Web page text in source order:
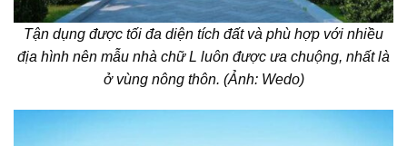
Tận dụng được tối đa diện tích đất và phù hợp với nhiều
địa hình nên mẫu nhà chữ L luôn được ưa chuộng, nhất là
ở vùng nông thôn. (Ảnh: Wedo)